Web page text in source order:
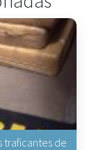
traficantes de